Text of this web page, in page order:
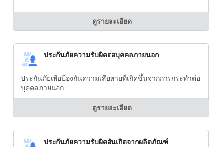
ดูรายละเอียด
ประกันภัยความรับผิดต่อบุคคลภายนอก
ประกันภัยเพื่อป้องกันความเสียหายที่เกิดขึ้นจากการกระทำต่อ
บุคคลภายนอก
ดูรายละเอียด
ประกันภัยความรับผิดอันเกิดจากผลิตภัณฑ์